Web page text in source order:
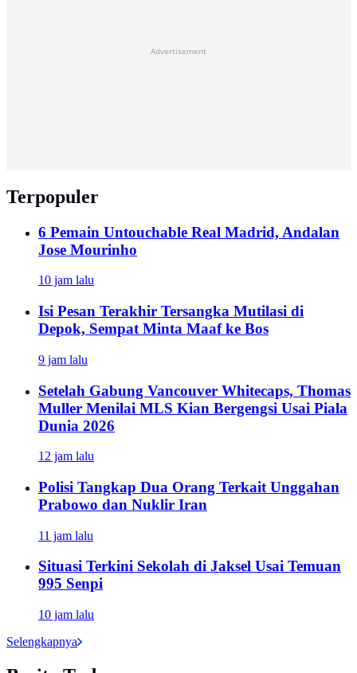
Advertisement
Terpopuler
6 Pemain Untouchable Real Madrid, Andalan
Jose Mourinho
10 jam lalu
Isi Pesan Terakhir Tersangka Mutilasi di
Depok, Sempat Minta Maaf ke Bos
9 jam lalu
Setelah Gabung Vancouver Whitecaps, Thomas
Muller Menilai MLS Kian Bergengsi Usai Piala
Dunia 2026
12 jam lalu
Polisi Tangkap Dua Orang Terkait Unggahan
Prabowo dan Nuklir Iran
11 jam lalu
Situasi Terkini Sekolah di Jaksel Usai Temuan
995 Senpi
10 jam lalu
Selengkapnya